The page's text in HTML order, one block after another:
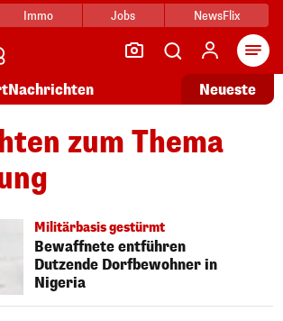
Immo Jobs NewsFlix
Nachrichten Neueste
zum Thema
Militärbasis gestürmt
Bewaffnete entführen
Dutzende Dorfbewohner in
Nigeria